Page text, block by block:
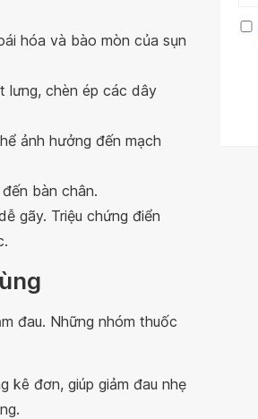
hóa và bào mòn của sụn
lưng, chèn ép các dây
ảnh hưởng đến mạch
bàn chân.
gãy. Triệu chứng điển
đau. Những nhóm thuốc
kê đơn, giúp giảm đau nhẹ